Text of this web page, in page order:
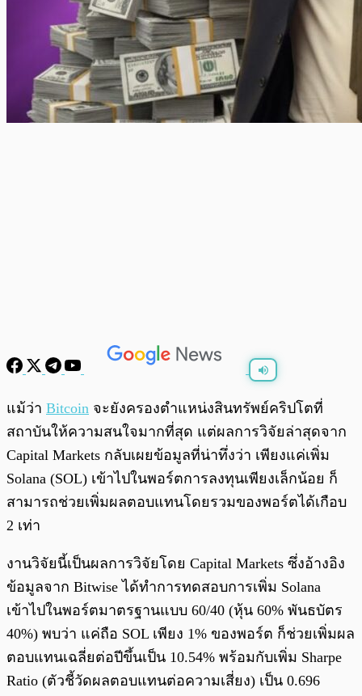
0:00 / 0:00
แม้ว่า Bitcoin จะยังครองตำแหน่งสินทรัพย์คริปโตที่
สถาบันให้ความสนใจมากที่สุด แต่ผลการวิจัยล่าสุดจาก
Capital Markets กลับเผยข้อมูลที่น่าทึ่งว่า เพียงแค่เพิ่ม
Solana (SOL) เข้าไปในพอร์ตการลงทุนเพียงเล็กน้อย ก็
สามารถช่วยเพิ่มผลตอบแทนโดยรวมของพอร์ตได้เกือบ
2 เท่า
งานวิจัยนี้เป็นผลการวิจัยโดย Capital Markets ซึ่งอ้างอิง
ข้อมูลจาก Bitwise ได้ทำการทดสอบการเพิ่ม Solana
เข้าไปในพอร์ตมาตรฐานแบบ 60/40 (หุ้น 60% พันธบัตร
40%) พบว่า แค่ถือ SOL เพียง 1% ของพอร์ต ก็ช่วยเพิ่มผล
ตอบแทนเฉลี่ยต่อปีขึ้นเป็น 10.54% พร้อมกับเพิ่ม Sharpe
Ratio (ตัวชี้วัดผลตอบแทนต่อความเสี่ยง) เป็น 0.696